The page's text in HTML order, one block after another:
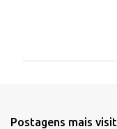
Postagens mais